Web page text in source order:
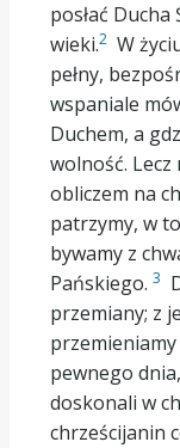
posłać
wieki.2 W
pełny,
wspaniale
Duchem, a
wolność.
obliczem na
patrzymy, w
bywamy z
Pańskiego. 3
przemiany; z
pewnego
doskonali w
chrześcijanin